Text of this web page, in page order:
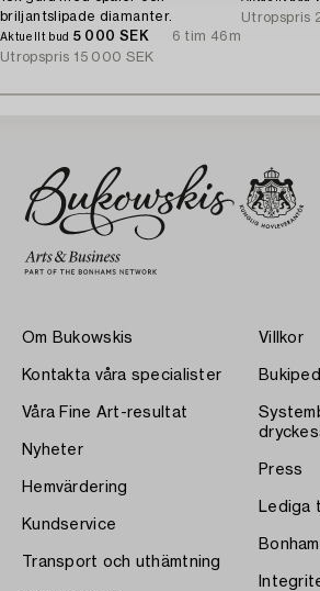
briljantslipade diamanter.
Aktuellt bud 5 000 SEK
6 tim 46m
Utropspris 15 000 SEK
Utropspris
Om Bukowskis
Kontakta våra specialister
Våra Fine Art-resultat
Nyheter
Hemvärdering
Kundservice
Transport och uthämtning
Villkor
Press
Lediga